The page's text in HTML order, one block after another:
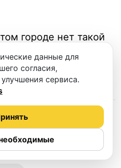
городе нет такой
в Магадане
данные для
согласия,
сервиса.